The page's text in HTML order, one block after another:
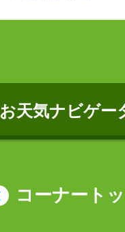
お天気ナビゲー
コーナート